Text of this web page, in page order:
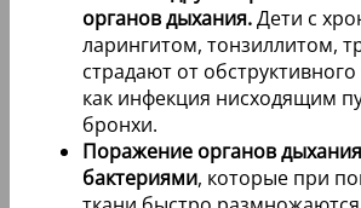
органов дыхания.Дети с
ларингитом, тонзиллитом,
страдают от
как инфекция нисходящим
бронхи.
Поражение органов
бактериями, которые при